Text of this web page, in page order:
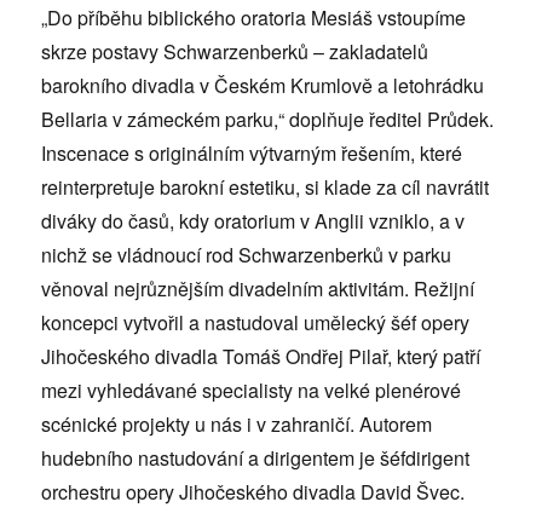
„Do příběhu biblického oratoria Mesiáš vstoupíme
skrze postavy Schwarzenberků – zakladatelů
barokního divadla v Českém Krumlově a letohrádku
Bellaria v zámeckém parku,“ doplňuje ředitel Průdek.
Inscenace s originálním výtvarným řešením, které
reinterpretuje barokní estetiku, si klade za cíl navrátit
diváky do časů, kdy oratorium v Anglii vzniklo, a v
nichž se vládnoucí rod Schwarzenberků v parku
věnoval nejrůznějším divadelním aktivitám. Režijní
koncepci vytvořil a nastudoval umělecký šéf opery
Jihočeského divadla Tomáš Ondřej Pilař, který patří
mezi vyhledávané specialisty na velké plenérové
scénické projekty u nás i v zahraničí. Autorem
hudebního nastudování a dirigentem je šéfdirigent
orchestru opery Jihočeského divadla David Švec.